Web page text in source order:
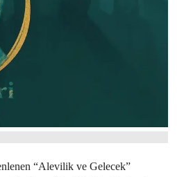
“Alevilik ve Gelecek”